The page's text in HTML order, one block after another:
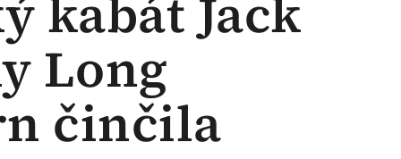
kabát Jack
Long
činčila